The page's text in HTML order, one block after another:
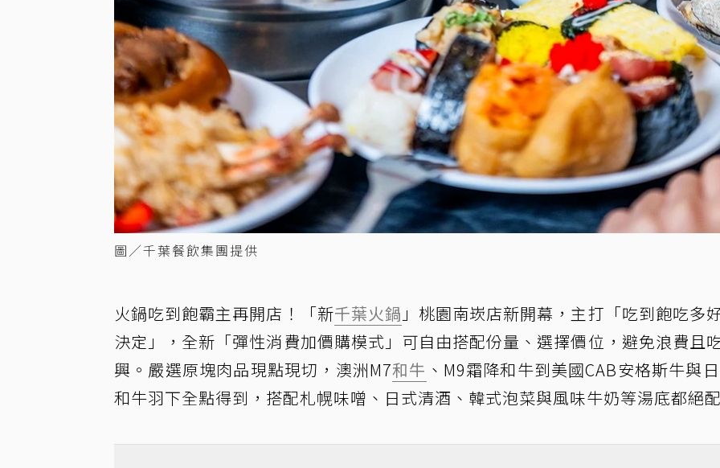
圖／千葉餐飲集團提供
火鍋吃到飽霸主再開店！「新千葉火鍋 」桃園南崁店新開幕，主打「吃到飽吃多
決定」，全新「彈性消費加價購模式」可自由搭配份量、選擇價位，避免浪費且
興。嚴選原塊肉品現點現切，澳洲M7和牛 、M9霜降和牛到美國CAB安格斯牛與
和牛羽下全點得到，搭配札幌味噌、日式清酒、韓式泡菜與風味牛奶等湯底都絕